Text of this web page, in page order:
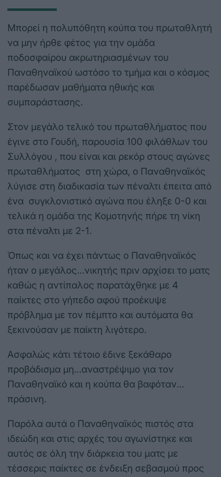
Μπορεί η πολυπόθητη κούπα του πρωταθλητή
να μην ήρθε φέτος για την ομάδα
ποδοσφαίρου ακρωτηριασμένων του
Παναθηναϊκού ωστόσο το τμήμα και ο κόσμος
παρέδωσαν μαθήματα ηθικής και
συμπαράστασης.
Στον μεγάλο τελικό του πρωταθλήματος που
έγινε στο Γουδή, παρουσία 100 φιλάθλων του
Συλλόγου , που είναι και ρεκόρ στους αγώνες
πρωταθλήματος στη χώρα, ο Παναθηναϊκός
λύγισε στη διαδικασία των πέναλτι έπειτα από
ένα συγκλονιστικό αγώνα που έληξε 0-0 και
τελικά η ομάδα της Κομοτηνής πήρε τη νίκη
στα πέναλτι με 2-1.
Όπως και να έχει πάντως ο Παναθηναϊκός
ήταν ο μεγάλος…νικητής πριν αρχίσει το ματς
καθώς η αντίπαλος παρατάχθηκε με 4
παίκτες στο γήπεδο αφού προέκυψε
πρόβλημα με τον πέμπτο και αυτόματα θα
ξεκινούσαν με παίκτη λιγότερο.
Ασφαλώς κάτι τέτοιο έδινε ξεκάθαρο
προβάδισμα μη…αναστρέψιμο για τον
Παναθηναϊκό και η κούπα θα βαφόταν…
πράσινη.
Παρόλα αυτά ο Παναθηναϊκός πιστός στα
ιδεώδη και στις αρχές του αγωνίστηκε και
αυτός σε όλη την διάρκεια του ματς με
τέσσερις παίκτες σε ένδειξη σεβασμού προς